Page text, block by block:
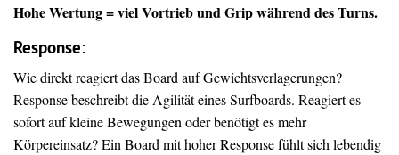
Hohe Wertung = viel Vortrieb und Grip während des Turns.
Response:
Wie direkt reagiert das Board auf Gewichtsverlagerungen?
Response beschreibt die Agilität eines Surfboards. Reagiert es
sofort auf kleine Bewegungen oder benötigt es mehr
Körpereinsatz? Ein Board mit hoher Response fühlt sich lebendig